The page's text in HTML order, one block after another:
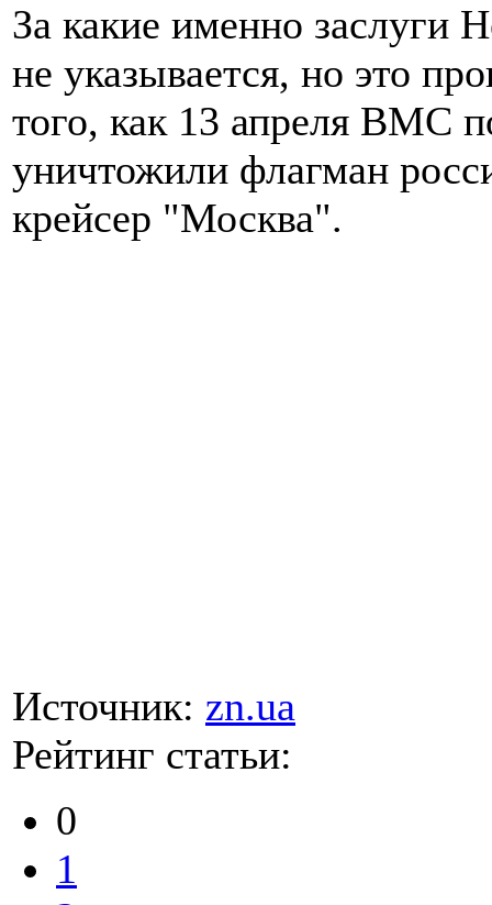
За какие именно заслуги
не указывается, но это
того, как 13 апреля ВМС
уничтожили флагман
крейсер "Москва".
Источник: zn.ua
Рейтинг статьи:
0
1